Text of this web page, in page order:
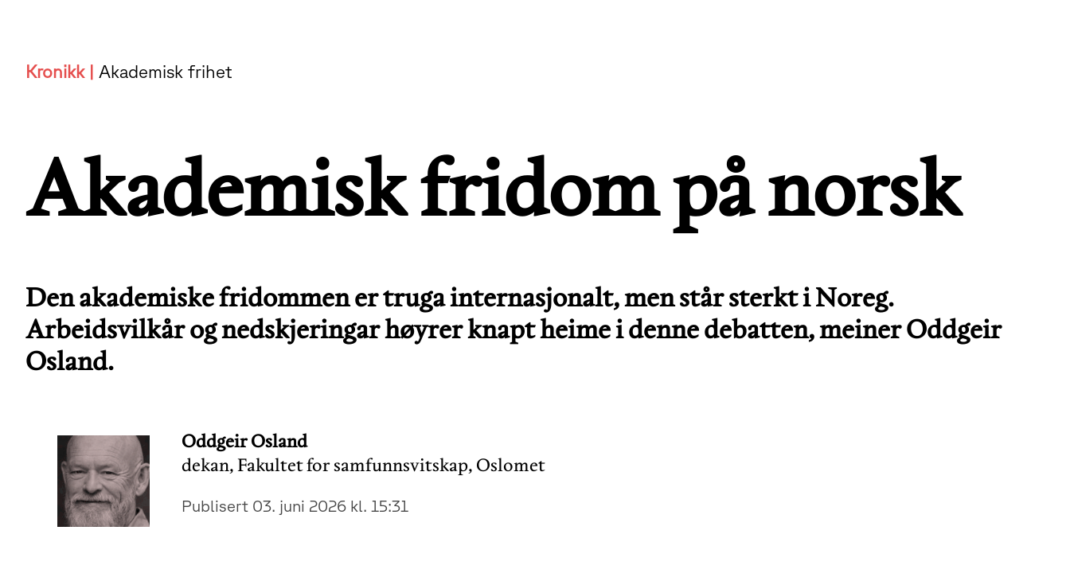
Kronikk | Akademisk frihet
Akademisk fridom på norsk
Den akademiske fridommen er truga internasjonalt, men står sterkt i Noreg.
Arbeidsvilkår og nedskjeringar høyrer knapt heime i denne debatten, meiner Oddgeir
Osland.
Oddgeir Osland
dekan, Fakultet for samfunnsvitskap, Oslomet
Publisert 03. juni 2026 kl. 15:31